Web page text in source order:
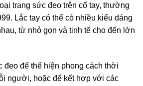
trang sức đeo trên cổ tay, thường
Lắc tay có thể có nhiều kiểu dáng
từ nhỏ gọn và tinh tế cho đến lớn
đeo để thể hiện phong cách thời
người, hoặc để kết hợp với các